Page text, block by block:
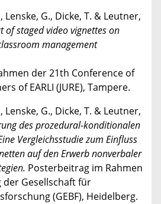
Lenske, G., Dicke, T. & Leutner,
of staged video vignettes on
management
der 21th Conference of
of EARLI (JURE), Tampere.
Lenske, G., Dicke, T. & Leutner,
des prozedural-konditionalen
Vergleichsstudie zum Einfluss
auf den Erwerb nonverbaler
Posterbeitrag im Rahmen
der Gesellschaft für
(GEBF), Heidelberg.